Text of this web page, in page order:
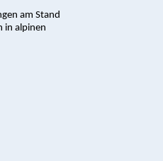
am Stand
in alpinen